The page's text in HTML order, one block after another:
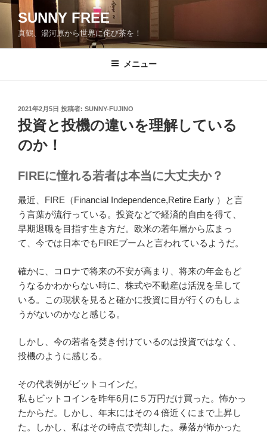
コ
ン
SUNNY FREE
真鶴、湯河原から世界に侘び茶を！
メニュー
投
稿
日:
2021年2月5日 投稿者: SUNNY-FUJINO
投資と投機の違いを理解している
のか！
FIREに憧れる若者は本当に大丈夫か？
最近、FIRE（Financial Independence,Retire Early ）と言
う言葉が流行っている。投資などで経済的自由を得て、
早期退職を目指す生き方だ。欧米の若年層から広まっ
て、今では日本でもFIREブームと言われているようだ。
確かに、コロナで将来の不安が高まり、将来の年金もど
うなるかわからない時に、株式や不動産は活況を呈して
いる。この現状を見ると確かに投資に目が行くのもしょ
うがないのかなと感じる。
しかし、今の若者を焚き付けているのは投資ではなく、
投機のように感じる。
その代表例がビットコインだ。
私もビットコインを昨年6月に５万円だけ買った。怖かっ
たからだ。しかし、年末にはその４倍近くにまで上昇し
た。しかし、私はその時点で売却した。暴落が怖かった